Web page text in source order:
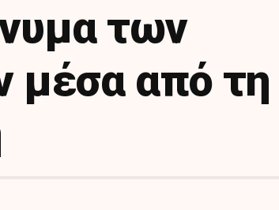
των
μέσα από τη